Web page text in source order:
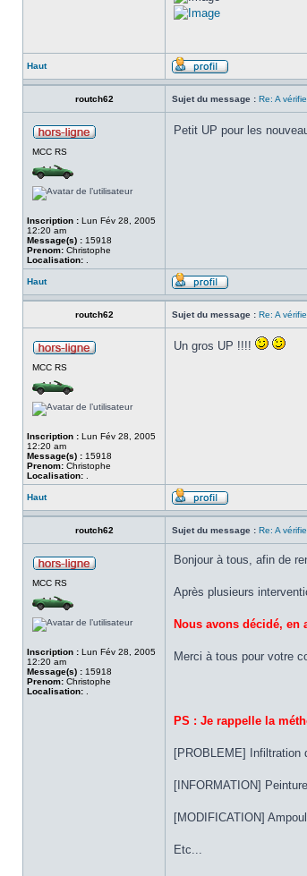
Haut
routch62 Sujet du message : Re: A
MCC RS
Inscription : Lun Fév 28, 2005
12:20 am
Message(s) : 15918
Prenom: Christophe
Localisation:
Petit UP pour les
Haut
routch62 Sujet du message : Re: A
MCC RS
Inscription : Lun Fév 28, 2005
12:20 am
Message(s) : 15918
Prenom: Christophe
Localisation:
Un gros UP !!!!
Haut
routch62 Sujet du message : Re: A
MCC RS
Inscription : Lun Fév 28, 2005
12:20 am
Message(s) : 15918
Prenom: Christophe
Localisation:
Bonjour à tous, afin de
Après plusieurs
Nous avons décidé,
Merci à tous pour votre
PS : Je rappelle la
[PROBLEME] Infiltration
[INFORMATION] Peinture
[MODIFICATION]
Etc...